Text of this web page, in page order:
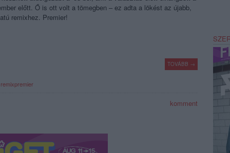
előtt. Ő is ott volt a tömegben – ez adta a lökést az újabb,
remixhez. Premier!
TOVÁBB →
remixpremier
komment